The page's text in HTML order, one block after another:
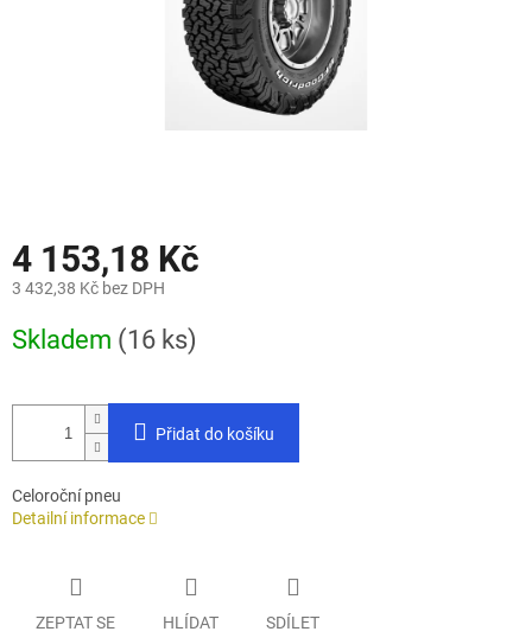
4 153,18 Kč
3 432,38 Kč bez DPH
cena:
Skladem (16 ks)
Přidat do košíku
Celoroční pneu
Detailní informace
ZEPTAT SE HLÍDAT SDÍLET